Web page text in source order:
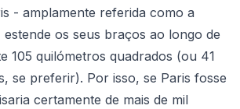
- amplamente referida como a
os seus braços ao longo de
105 quilómetros quadrados (ou 41
se preferir). Por isso, se Paris fosse
certamente de mais de mil